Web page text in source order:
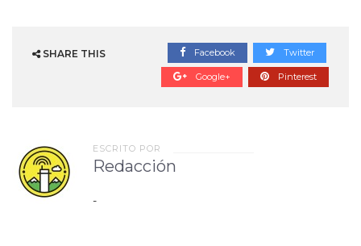
SHARE THIS Facebook Twitter
Google+ Pinterest
ESCRITO POR
Redacción
-